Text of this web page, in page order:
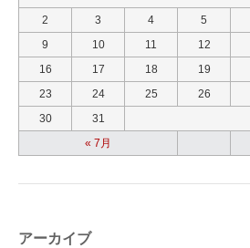
« 7月
2
3 4 5
9
10 11 12
16
17 18 19
23
24 25 26
30
31
アーカイブ